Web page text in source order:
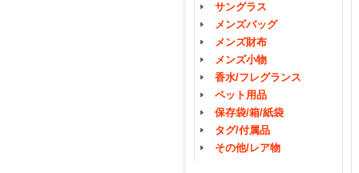
サングラス
メンズバッグ
メンズ財布
メンズ小物
香水/フレグランス
ペット用品
保存袋/箱/紙袋
タグ/付属品
その他/レア物